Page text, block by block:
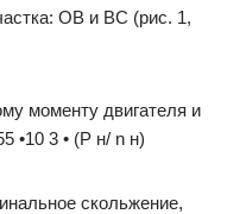
ОВ и ВС (рис. 1,
моменту двигателя и
•10 3 • (P н/ n н)
скольжение,